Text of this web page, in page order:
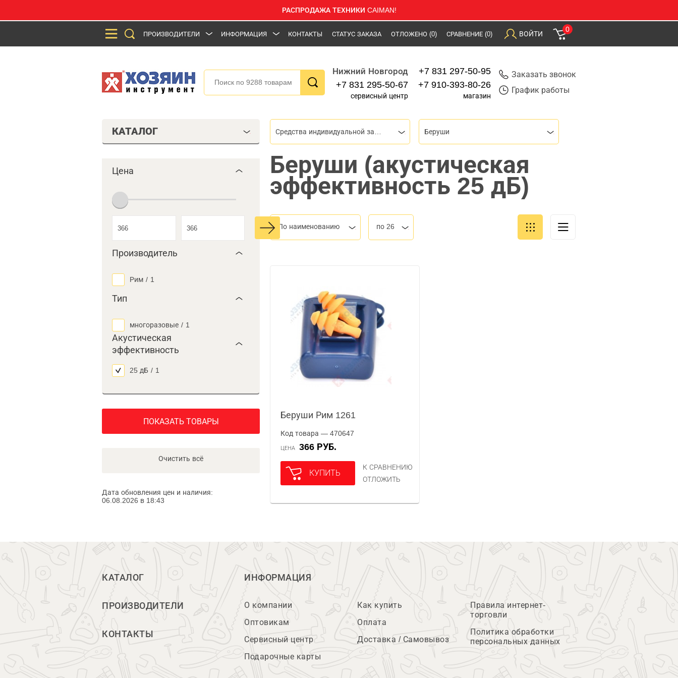
РАСПРОДАЖА ТЕХНИКИ CAIMAN!
ПРОИЗВОДИТЕЛИ ИНФОРМАЦИЯ КОНТАКТЫ СТАТУС ЗАКАЗА ОТЛОЖЕНО (0) СРАВНЕНИЕ (0) ВОЙТИ
0
Нижний Новгород
+7 831 295-50-67
сервисный центр
+7 831 297-50-95
+7 910-393-80-26
магазин
Заказать звонок
График работы
КАТАЛОГ
Цена
Производитель
Рим / 1
Тип
многоразовые / 1
Акустическая
эффективность
25 дБ / 1
ПОКАЗАТЬ ТОВАРЫ
Очистить всё
Дата обновления цен и наличия:
06.08.2026 в 18:43
Беруши
Беруши (акустическая
эффективность 25 дБ)
По наименованию по 26
Беруши Рим 1261
Код товара — 470647
ЦЕНА 366 РУБ.
КУПИТЬ
К СРАВНЕНИЮ
ОТЛОЖИТЬ
КАТАЛОГ
ПРОИЗВОДИТЕЛИ
КОНТАКТЫ
ИНФОРМАЦИЯ
О компании
Оптовикам
Сервисный центр
Подарочные карты
Как купить
Оплата
Доставка / Самовывоз
Правила интернет-
торговли
Политика обработки
персональных данных